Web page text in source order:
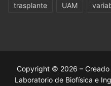
trasplante
UAM
Copyright © 2026 – Creado
Laboratorio de Biofísica e